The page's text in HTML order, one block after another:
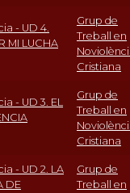
- UD 4.
MI LUCHA
Grup de
Treball en
Cristiana
- UD 3. EL
Grup de
Treball en
Cristiana
- UD 2. LA
DE
Grup de
Treball en